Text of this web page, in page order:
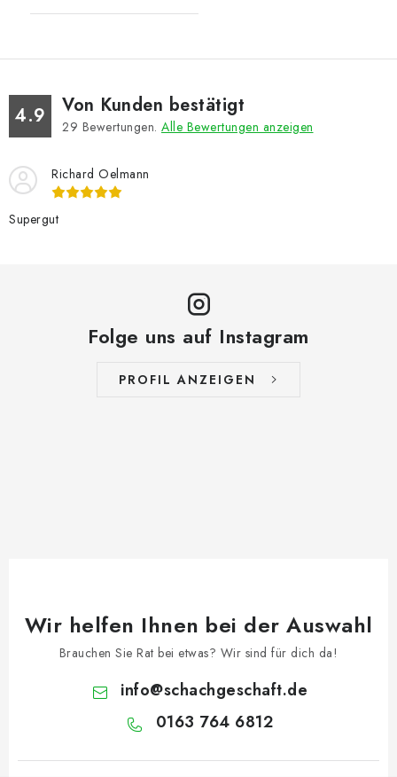
4.9 Von Kunden bestätigt
29 Bewertungen. Alle Bewertungen anzeigen
Richard Oelmann
Supergut
Folge uns auf Instagram
PROFIL ANZEIGEN
Wir helfen Ihnen bei der Auswahl
Brauchen Sie Rat bei etwas? Wir sind für dich da!
info@schachgeschaft.de
0163 764 6812